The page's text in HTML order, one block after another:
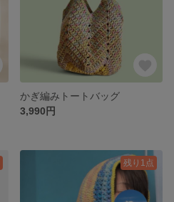
かぎ編みトートバッグ
3,990円
残り1点